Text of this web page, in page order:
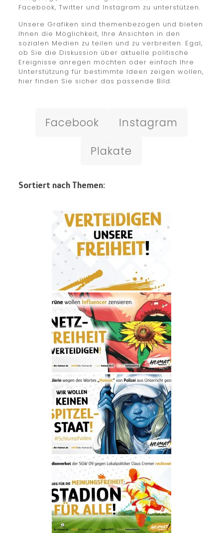
Facebook, Twitter und Instagram zu unterstützen.
Unsere Grafiken sind themenbezogen und bieten
Ihnen die Möglichkeit, Ihre Ansichten in den
sozialen Medien zu teilen und zu verbreiten. Egal,
ob Sie die Diskussion über aktuelle politische
Ereignisse anregen möchten oder einfach Ihre
Unterstützung für bestimmte Ideen zeigen wollen,
hier finden Sie sicher das passende Bild.
Facebook
Instagram
Plakate
Sortiert nach Themen: